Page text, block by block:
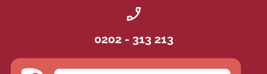
0202 - 313 213